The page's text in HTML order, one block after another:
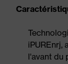
iPUREnrj,
l'avant du